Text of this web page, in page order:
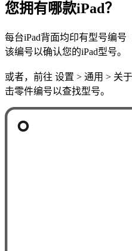
您拥有哪款iPad？
每台iPad背面均印有型号编号
该编号以确认您的iPad型号。
或者，前往 设置 > 通用 > 关
击零件编号以查找型号。